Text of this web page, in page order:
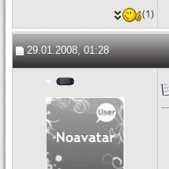
(1)
29.01.2008, 01:28